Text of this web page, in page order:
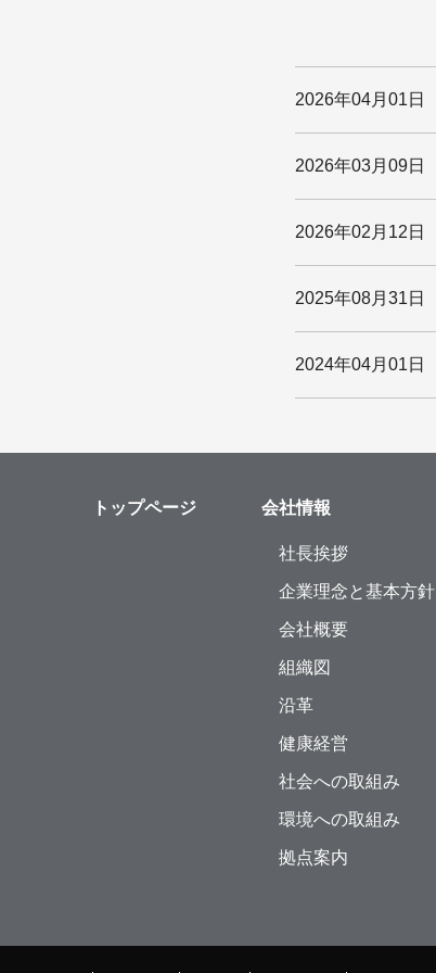
2026年04月01日
2026年03月09日
2026年02月12日
2025年08月31日
2024年04月01日
トップページ 会社情報
社長挨拶
企業理念と基本方針
会社概要
組織図
沿革
健康経営
社会への取組み
環境への取組み
拠点案内